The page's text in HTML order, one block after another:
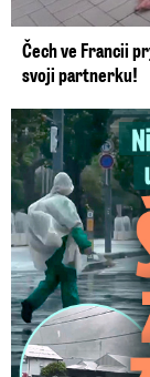
Čech ve Francii
svoji partnerku!
Ničivý tajfun